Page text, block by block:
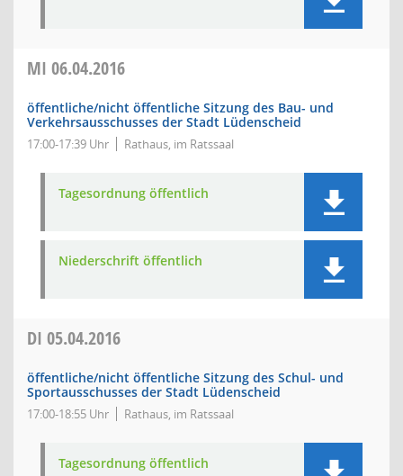
MI 06.04.2016
öffentliche/nicht öffentliche Sitzung des Bau- und
Verkehrsausschusses der Stadt Lüdenscheid
17:00-17:39 Uhr Rathaus, im Ratssaal
Tagesordnung öffentlich
Niederschrift öffentlich
DI 05.04.2016
öffentliche/nicht öffentliche Sitzung des Schul- und
Sportausschusses der Stadt Lüdenscheid
17:00-18:55 Uhr Rathaus, im Ratssaal
Tagesordnung öffentlich